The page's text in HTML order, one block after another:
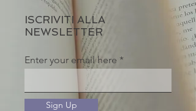
ISCRIVITI ALLA
NEWSLETTER
Enter your email here
Sign Up